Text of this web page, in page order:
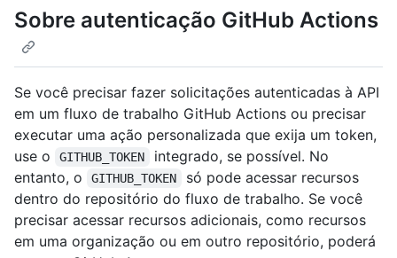
Sobre autenticação GitHub Actions
Se você precisar fazer solicitações autenticadas à API
em um fluxo de trabalho GitHub Actions ou precisar
executar uma ação personalizada que exija um token,
use o
GITHUB_TOKEN
integrado, se possível. No
entanto, o
GITHUB_TOKEN
só pode acessar recursos
dentro do repositório do fluxo de trabalho. Se você
precisar acessar recursos adicionais, como recursos
em uma organização ou em outro repositório, poderá